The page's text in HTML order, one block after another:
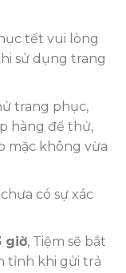
tết vui lòng
sử dụng trang
trang phục,
hàng để thử,
mặc không vừa
có sự xác
giờ, Tiệm sẽ bắt
tỉnh khi gửi trả